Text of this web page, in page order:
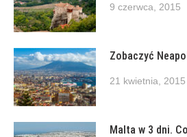
9 czerwca, 2015
Zobaczyć
21 kwietnia, 2015
Malta w 3 dni.